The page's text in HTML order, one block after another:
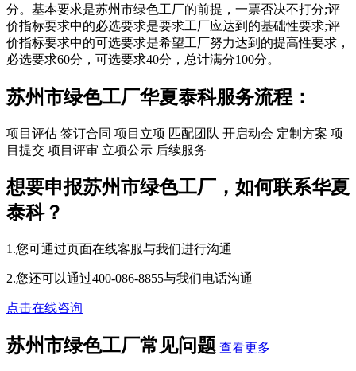
分。基本要求是苏州市绿色工厂的前提，一票否决不打分;评
价指标要求中的必选要求是要求工厂应达到的基础性要求;评
价指标要求中的可选要求是希望工厂努力达到的提高性要求，
必选要求60分，可选要求40分，总计满分100分。
苏州市绿色工厂华夏泰科服务流程：
项目评估 签订合同 项目立项 匹配团队 开启动会 定制方案 项
目提交 项目评审 立项公示 后续服务
想要申报苏州市绿色工厂，如何联系华夏
泰科？
1.您可通过页面在线客服与我们进行沟通
2.您还可以通过400-086-8855与我们电话沟通
点击在线咨询
苏州市绿色工厂常见问题 查看更多